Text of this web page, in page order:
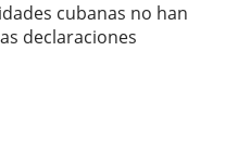
cubanas no han
declaraciones